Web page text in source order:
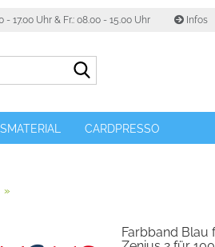
- 17.00 Uhr & Fr.: 08.00 - 15.00 Uhr Infos
CARDPRESSO
»
Farbband Blau